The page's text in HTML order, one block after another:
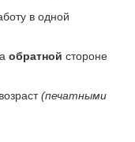
в одной
обратной стороне
(печатными